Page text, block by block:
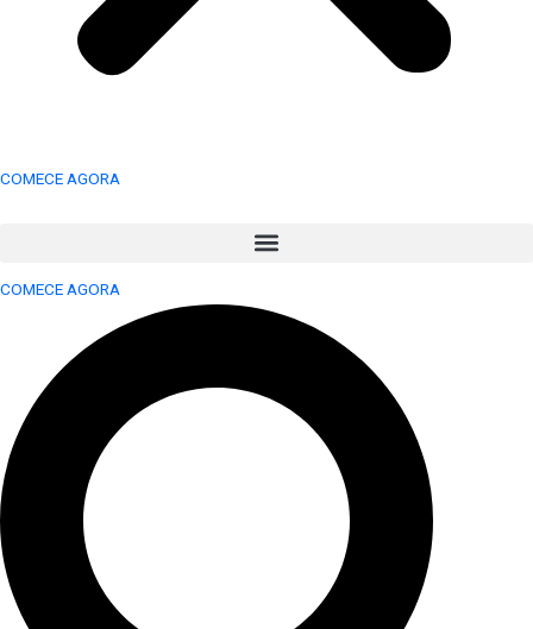
COMECE AGORA
COMECE AGORA